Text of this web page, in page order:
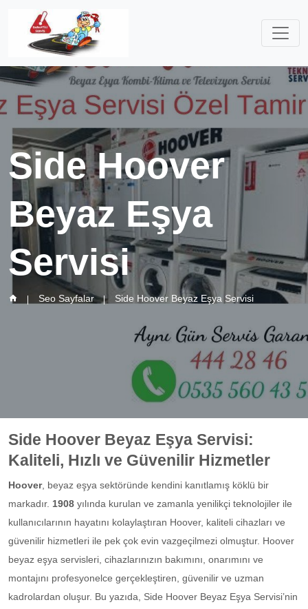
Side Hoover
Beyaz Eşya
Servisi
Seo Sayfalar Side Hoover Beyaz Eşya Servisi
Side Hoover Beyaz Eşya Servisi:
Kaliteli, Hızlı ve Güvenilir Hizmetler
Hoover, beyaz eşya sektöründe kendini kanıtlamış köklü bir
markadır. 1908 yılında kurulan ve zamanla yenilikçi teknolojiler ile
kullanıcılarının hayatını kolaylaştıran Hoover, kaliteli cihazları ve
güvenilir hizmetleri ile pek çok evin vazgeçilmezi olmuştur. Hoover
beyaz eşya servisleri, cihazlarınızın bakımını, onarımını ve
montajını profesyonelce gerçekleştiren, güvenilir ve uzman
kadrolardan oluşur. Bu yazıda, Side Hoover Beyaz Eşya Servisi’nin